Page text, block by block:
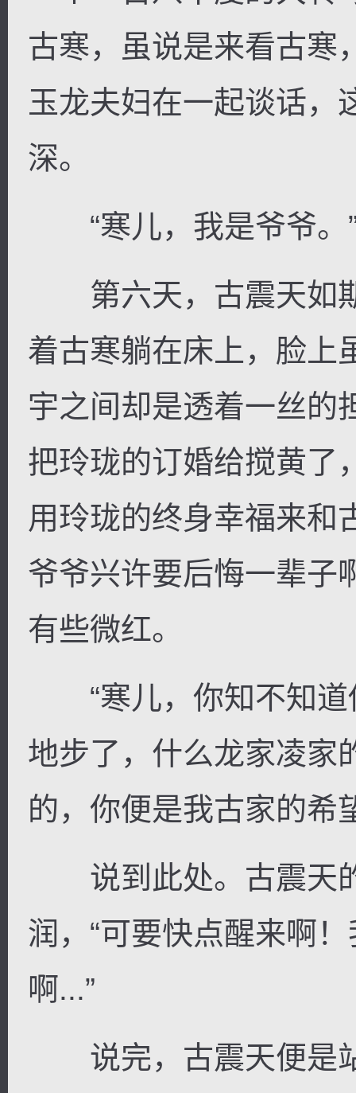
古寒，虽说是来看古寒
玉龙夫妇在一起谈话，
深。
“寒儿，我是爷爷。
第六天，古震天如
着古寒躺在床上，脸上
宇之间却是透着一丝的
把玲珑的订婚给搅黄了
用玲珑的终身幸福来和
爷爷兴许要后悔一辈子
有些微红。
“寒儿，你知不知道
地步了，什么龙家凌家
的，你便是我古家的希
说到此处。古震天
润，“可要快点醒来啊
啊...”
说完，古震天便是